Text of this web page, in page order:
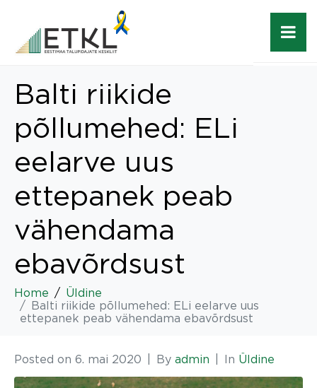
Balti riikide
põllumehed: ELi
eelarve uus
ettepanek peab
vähendama
ebavõrdsust
Home
Üldine
Balti riikide põllumehed: ELi eelarve uus
ettepanek peab vähendama ebavõrdsust
Posted on 6. mai 2020 By admin In Üldine